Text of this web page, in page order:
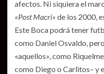
afectos. Ni siquiera el
«Post Macri» de los 2000,
Este Boca podrá tener
como Daniel Osvaldo,
«aquellos», como
como Diego o Carlitos– y